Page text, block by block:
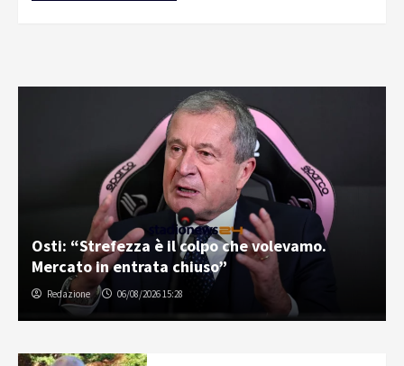
Osti: “Strefezza è il colpo che volevamo.
Mercato in entrata chiuso”
Redazione 06/08/2026 15:28